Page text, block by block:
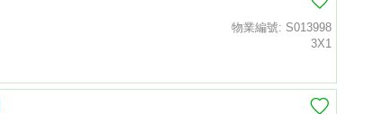
物業編號: S013998
3X1